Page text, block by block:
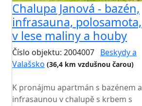
Chalupa Janová - bazén,
infrasauna, polosamota,
v lese maliny a houby
Číslo objektu: 2004007 Beskydy a
Valašsko (36,4 km vzdušnou čarou)
K pronájmu apartmán s bazénem a
infrasaunou v chalupě s krbem s